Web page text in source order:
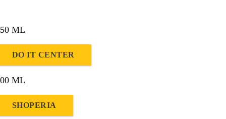
ML
DO IT CENTER
ML
SHOPERIA